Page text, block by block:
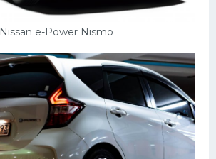
Nissan e-Power Nismo